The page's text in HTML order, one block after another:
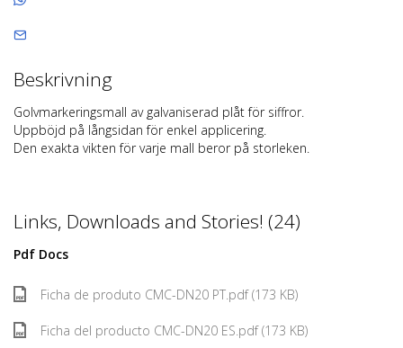
Beskrivning
Golvmarkeringsmall av galvaniserad plåt för siffror.
Uppböjd på långsidan för enkel applicering.
Den exakta vikten för varje mall beror på storleken.
Links, Downloads and Stories! (24)
Pdf Docs
Ficha de produto CMC-DN20 PT.pdf (173 KB)
Ficha del producto CMC-DN20 ES.pdf (173 KB)